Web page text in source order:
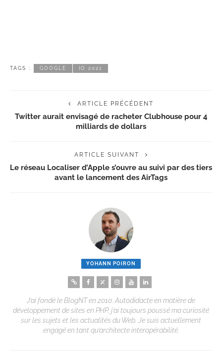
TAGS : GOOGLE IO 2021
ARTICLE PRÉCÉDENT
Twitter aurait envisagé de racheter Clubhouse pour 4
milliards de dollars
ARTICLE SUIVANT
Le réseau Localiser d’Apple s’ouvre au suivi par des tiers
avant le lancement des AirTags
YOHANN POIRON
J’ai fondé le BlogNT en 2010. Autodidacte en matière de
développement de sites en PHP, j’ai toujours poussé ma curiosité
sur les sujets et les actualités du Web. Je suis actuellement
engagé en tant qu’architecte interopérabilité.